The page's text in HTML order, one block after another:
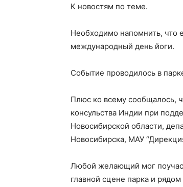
К новостям по теме.
Необходимо напомнить, что
международный день йоги.
Событие проводилось в
Плюс ко всему сообщалось,
консульства Индии при
Новосибирской области,
Новосибирска, МАУ
Любой желающий мог
главной сцене парка и